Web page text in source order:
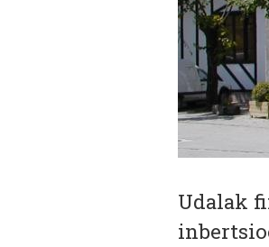
Udalak